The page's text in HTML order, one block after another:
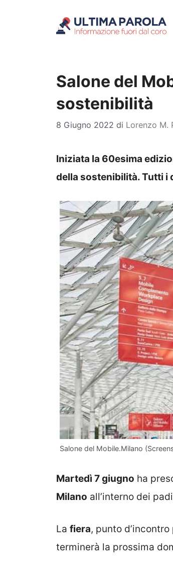
Salone del
sostenibilità
8 Giugno 2022 di Lorenzo M.
Iniziata la 60esima
della sostenibilità. Tutti i
Salone del Mobile.Milano
Martedì 7 giugno ha
Milano all’interno dei
La fiera, punto
terminerà la prossima